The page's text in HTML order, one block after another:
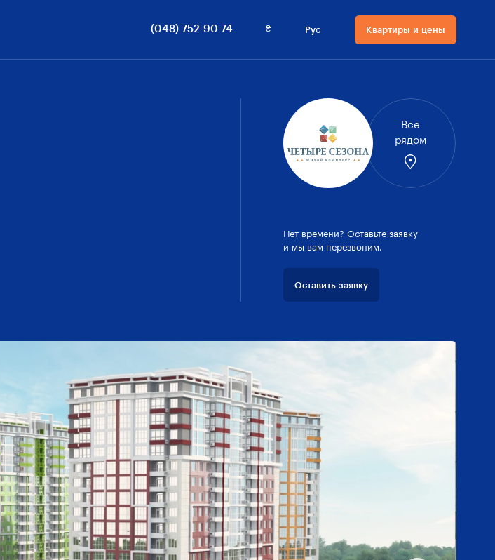
(048) 752-90-74 ₴
Валюта на сайте
$ Доллары
Рус
Язык сайта
Українська
Квартиры и цены
Квартиры и цены
Все
рядом
Нет времени? Оставьте заявку
и мы вам перезвоним.
Оставить заявку